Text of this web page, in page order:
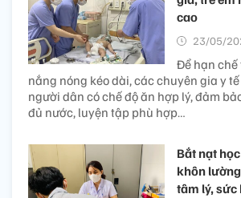
cao
23/05/
Để hạn
nắng nóng kéo dài, các chuyên gia y
người dân có chế độ ăn hợp lý, đảm
đủ nước, luyện tập phù hợp…
Bắt nạt
khôn
tâm lý, sức